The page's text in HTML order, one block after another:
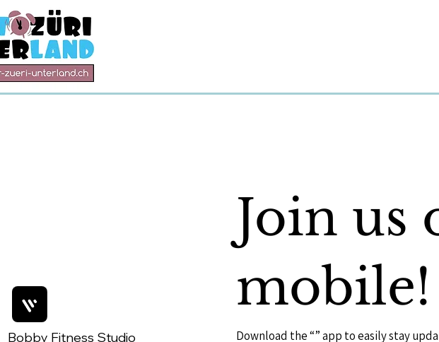
Bobby Fitness Studio
Join us
mobile!
Download the “” app to easily stay